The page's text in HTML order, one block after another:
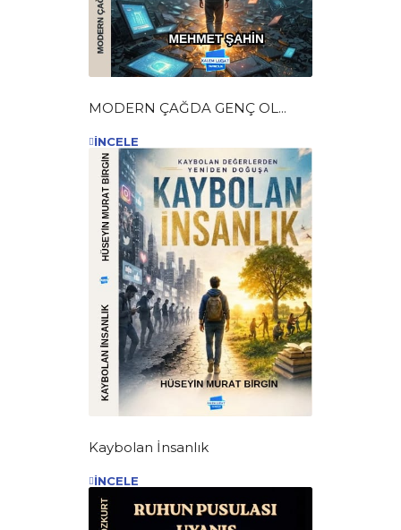
MODERN ÇAĞDA GENÇ OL...
İNCELE
Kaybolan İnsanlık
İNCELE